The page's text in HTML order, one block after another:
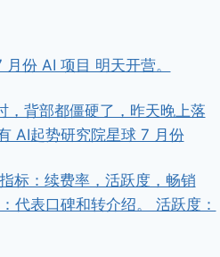
份 AI 项目 明天开营。
，背部都僵硬了，昨天晚上落
AI起势研究院星球 7 月份
标：续费率，活跃度，畅销
代表口碑和转介绍。 活跃度：